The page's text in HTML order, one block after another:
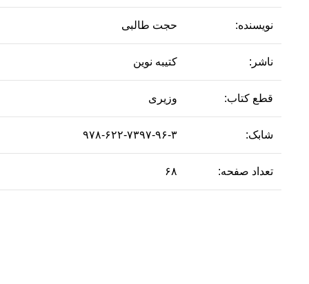
نویسنده: حجت طالبی
ناشر: کتیبه نوین
قطع کتاب: وزیری
شابک: ۹۷۸-۶۲۲-۷۳۹۷-۹۶-۳
تعداد صفحه: ۶۸